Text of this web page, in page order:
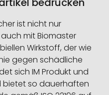
ist nicht nur
mit Biomaster
Wirkstoff, der wie
gegen schädliche
sich IM Produkt und
bietet so dauerhaften